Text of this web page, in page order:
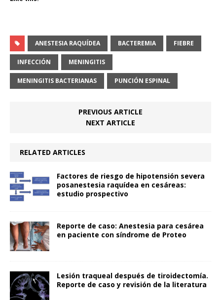
ANESTESIA RAQUÍDEA BACTEREMIA FIEBRE
INFECCIÓN MENINGITIS
MENINGITIS BACTERIANAS PUNCIÓN ESPINAL
PREVIOUS ARTICLE
NEXT ARTICLE
RELATED ARTICLES
Factores de riesgo de hipotensión severa
posanestesia raquídea en cesáreas:
estudio prospectivo
Reporte de caso: Anestesia para cesárea
en paciente con síndrome de Proteo
Lesión traqueal después de tiroidectomía.
Reporte de caso y revisión de la literatura